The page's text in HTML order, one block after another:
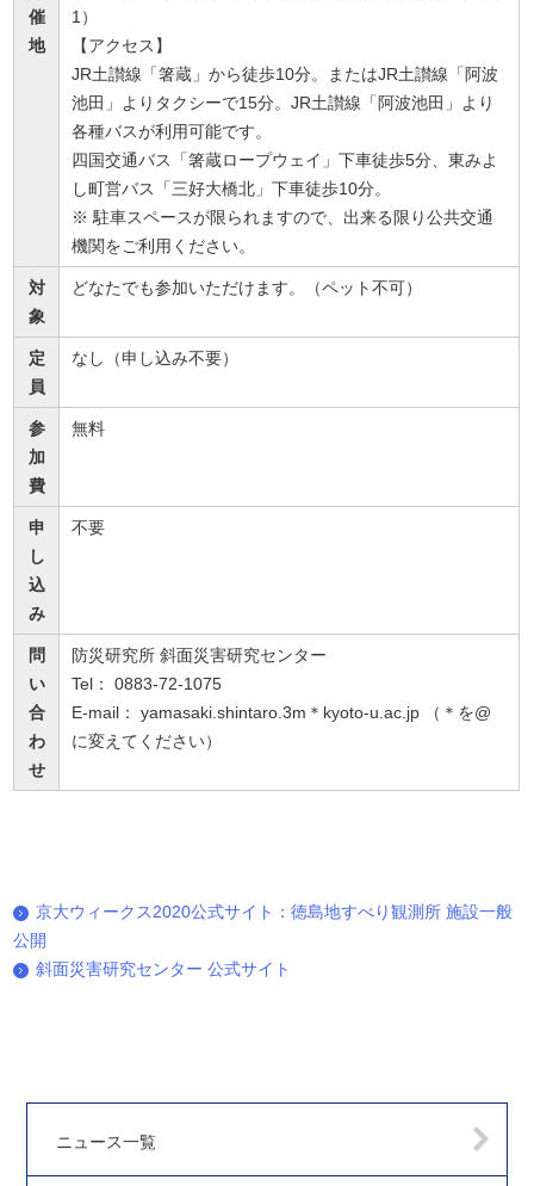
催
地
1）
【アクセス】
JR土讃線「箸蔵」から徒歩10分。またはJR土讃線「阿波
池田」よりタクシーで15分。JR土讃線「阿波池田」より
各種バスが利用可能です。
四国交通バス「箸蔵ロープウェイ」下車徒歩5分、東みよ
し町営バス「三好大橋北」下車徒歩10分。
※ 駐車スペースが限られますので、出来る限り公共交通
機関をご利用ください。
対
象
どなたでも参加いただけます。（ペット不可）
定
員
なし（申し込み不要）
参
加
費
無料
申
し
込
み
不要
問
い
合
わ
せ
防災研究所 斜面災害研究センター
Tel： 0883-72-1075
E-mail： yamasaki.shintaro.3m＊kyoto-u.ac.jp （＊を@
に変えてください）
京大ウィークス2020公式サイト：徳島地すべり観測所 施設一般
公開
斜面災害研究センター 公式サイト
ニュース一覧